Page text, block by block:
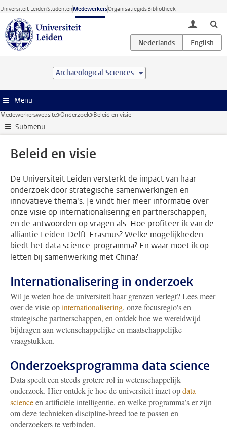
Ga direct naar de inhoud
Universiteit LeidenStudentenMedewerkersOrganisatiegidsBibliotheek
toggle
Archaeological Sciences
Menu
Medewerkerswebsite Onderzoek Beleid en visie
Submenu
Beleid en visie
De Universiteit Leiden versterkt de impact van haar
onderzoek door strategische samenwerkingen en
innovatieve thema's. Je vindt hier meer informatie over
onze visie op internationalisering en partnerschappen,
en de antwoorden op vragen als: Hoe profiteer ik van de
alliantie Leiden-Delft-Erasmus? Welke mogelijkheden
biedt het data science-programma? En waar moet ik op
letten bij samenwerking met China?
Internationalisering in onderzoek
Wil je weten hoe de universiteit haar grenzen verlegt? Lees meer
over de visie opinternationalisering, onze focusregio's en
strategische partnerschappen, en ontdek hoe we wereldwijd
bijdragen aan wetenschappelijke en maatschappelijke
vraagstukken.
Onderzoeksprogramma data science
Data speelt een steeds grotere rol in wetenschappelijk
onderzoek. Hier ontdek je hoe de universiteit inzet opdata
scienceen artificiële intelligentie, en welke programma’s er zijn
om deze technieken discipline-breed toe te passen en
onderzoekers te verbinden.